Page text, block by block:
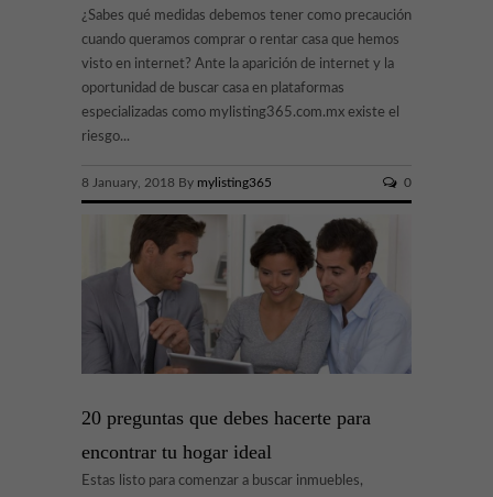
¿Sabes qué medidas debemos tener como precaución
cuando queramos comprar o rentar casa que hemos
visto en internet? Ante la aparición de internet y la
oportunidad de buscar casa en plataformas
especializadas como mylisting365.com.mx existe el
riesgo...
8 January, 2018 By mylisting365 0
20 preguntas que debes hacerte para
encontrar tu hogar ideal
Estas listo para comenzar a buscar inmuebles,